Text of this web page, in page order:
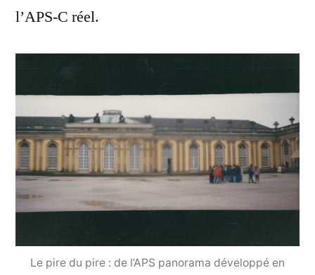
l’APS-C réel.
Le pire du pire : de l’APS panorama développé en